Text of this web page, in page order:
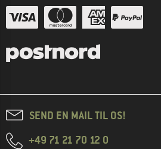
SEND EN MAIL TIL OS!
+49 71 21 70 12 0